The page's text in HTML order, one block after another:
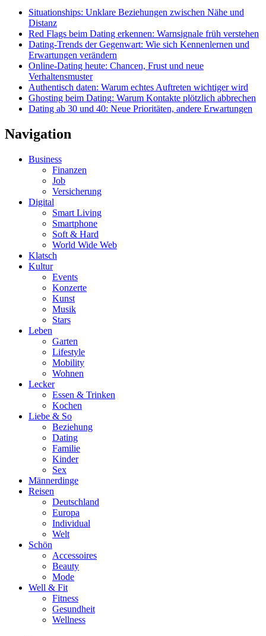
Situationships: Unklare Beziehungen zwischen Nähe und
Distanz
Red Flags beim Dating erkennen: Warnsignale früh verstehen
Dating-Trends der Gegenwart: Wie sich Kennenlernen und
Erwartungen verändern
Online-Dating heute: Chancen, Frust und neue
Verhaltensmuster
Authentisch daten: Warum echtes Auftreten wichtiger wird
Ghosting beim Dating: Warum Kontakte plötzlich abbrechen
Dating ab 30 und 40: Neue Prioritäten, andere Erwartungen
Navigation
Business
Finanzen
Job
Versicherung
Digital
Smart Living
Smartphone
Soft & Hard
World Wide Web
Klatsch
Kultur
Events
Konzerte
Kunst
Musik
Stars
Leben
Garten
Lifestyle
Mobility
Wohnen
Lecker
Essen & Trinken
Kochen
Liebe & So
Beziehung
Dating
Familie
Kinder
Sex
Männerdinge
Reisen
Deutschland
Europa
Individual
Welt
Schön
Accessoires
Beauty
Mode
Well & Fit
Fitness
Gesundheit
Wellness